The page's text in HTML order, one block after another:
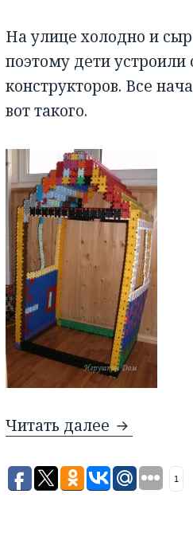
На улице холодно и
поэтому дети устроили
конструкторов. Все
вот такого.
Читать далее Дача на
1